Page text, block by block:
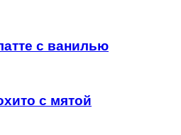
с ванилью
с мятой